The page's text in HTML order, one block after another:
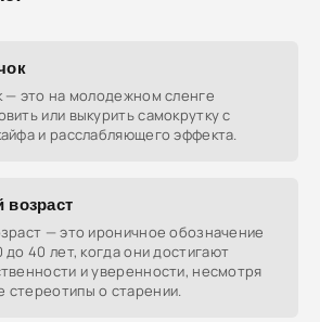
— это на молодежном сленге
или выкурить самокрутку с
и расслабляющего эффекта.
возраст
— это ироничное обозначение
40 лет, когда они достигают
и уверенности, несмотря
стереотипы о старении.